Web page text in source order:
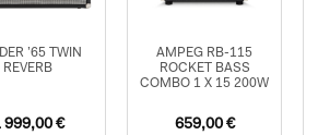
’65 TWIN
REVERB
999,00 €
AMPEG RB-115
ROCKET BASS
COMBO 1 X 15 200W
659,00 €